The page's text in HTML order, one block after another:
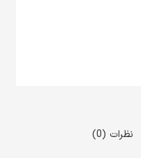
نظرات (0)